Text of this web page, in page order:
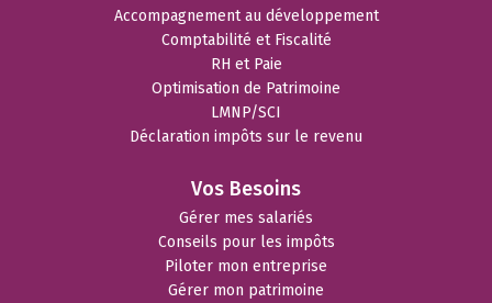
Accompagnement au développement
Comptabilité et Fiscalité
RH et Paie
Optimisation de Patrimoine
LMNP/SCI
Déclaration impôts sur le revenu
Vos Besoins
Gérer mes salariés
Conseils pour les impôts
Piloter mon entreprise
Gérer mon patrimoine